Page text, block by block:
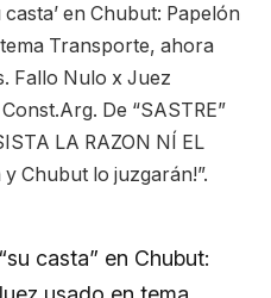
en Chubut: Papelón
Transporte, ahora
Fallo Nulo x Juez
De “SASTRE”
LA RAZON NÍ EL
Chubut lo juzgarán!”.
casta” en Chubut: